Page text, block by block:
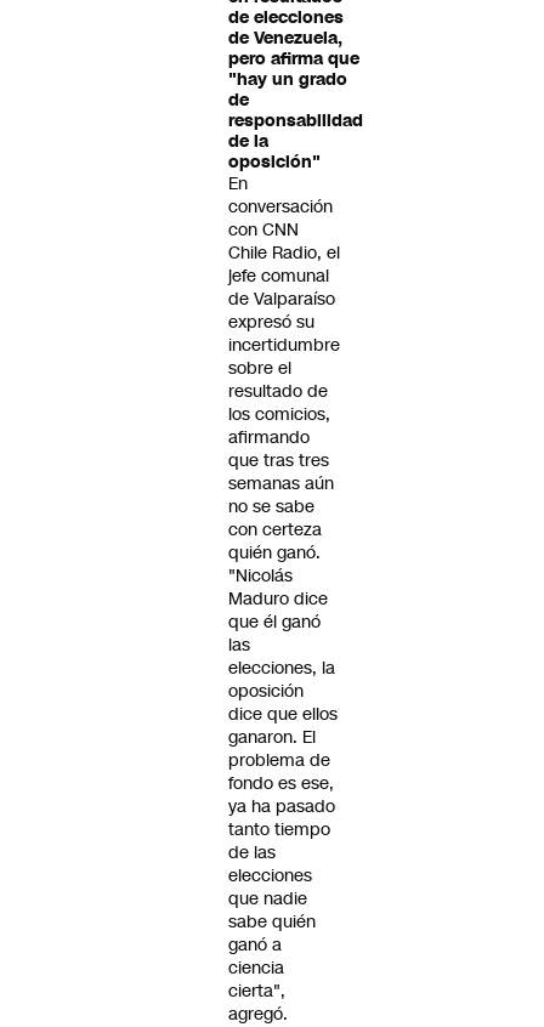
de elecciones
de Venezuela,
pero afirma que
"hay un grado
de
responsabilidad
de la
oposición"
En
conversación
con CNN
Chile Radio, el
jefe comunal
de Valparaíso
expresó su
incertidumbre
sobre el
resultado de
los comicios,
afirmando
que tras tres
semanas aún
no se sabe
con certeza
quién ganó.
"Nicolás
Maduro dice
que él ganó
las
elecciones, la
oposición
dice que ellos
ganaron. El
problema de
fondo es ese,
ya ha pasado
tanto tiempo
de las
elecciones
que nadie
sabe quién
ganó a
ciencia
cierta",
agregó.